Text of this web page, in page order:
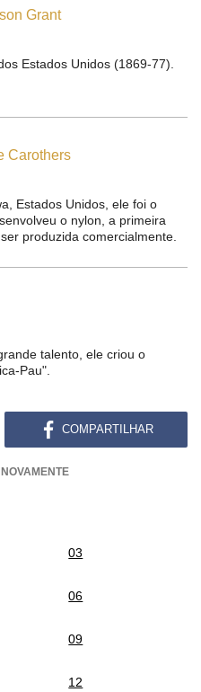
Grant
Estados Unidos (1869-77).
Carothers
Estados Unidos, ele foi o
o nylon, a primeira
produzida comercialmente.
talento, ele criou o
Pau".
COMPARTILHAR
03
06
09
12